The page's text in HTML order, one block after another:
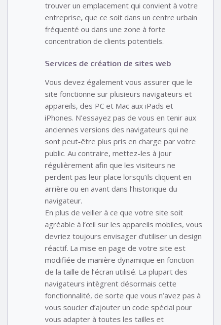
trouver un emplacement qui convient à votre
entreprise, que ce soit dans un centre urbain
fréquenté ou dans une zone à forte
concentration de clients potentiels.
Services de création de sites web
Vous devez également vous assurer que le
site fonctionne sur plusieurs navigateurs et
appareils, des PC et Mac aux iPads et
iPhones. N’essayez pas de vous en tenir aux
anciennes versions des navigateurs qui ne
sont peut-être plus pris en charge par votre
public. Au contraire, mettez-les à jour
régulièrement afin que les visiteurs ne
perdent pas leur place lorsqu’ils cliquent en
arrière ou en avant dans l’historique du
navigateur.
En plus de veiller à ce que votre site soit
agréable à l’œil sur les appareils mobiles, vous
devriez toujours envisager d’utiliser un design
réactif. La mise en page de votre site est
modifiée de manière dynamique en fonction
de la taille de l’écran utilisé. La plupart des
navigateurs intègrent désormais cette
fonctionnalité, de sorte que vous n’avez pas à
vous soucier d’ajouter un code spécial pour
vous adapter à toutes les tailles et